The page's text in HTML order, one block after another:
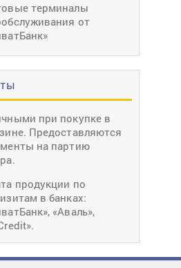
терминалы
от
при покупке в
Предоставляются
на партию
продукции по
в банках:
«Аваль»,